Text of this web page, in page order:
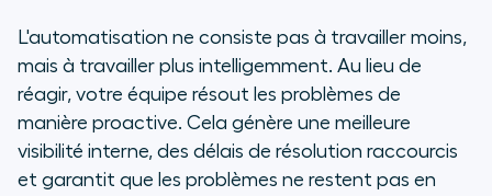
L'automatisation ne consiste pas à travailler moins,
mais à travailler plus intelligemment. Au lieu de
réagir, votre équipe résout les problèmes de
manière proactive. Cela génère une meilleure
visibilité interne, des délais de résolution raccourcis
et garantit que les problèmes ne restent pas en